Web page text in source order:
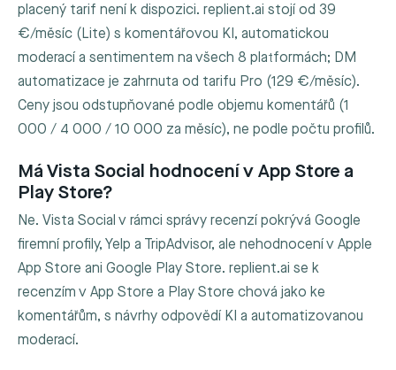
placený tarif není k dispozici. replient.ai stojí od 39
€/měsíc (Lite) s komentářovou KI, automatickou
moderací a sentimentem na všech 8 platformách; DM
automatizace je zahrnuta od tarifu Pro (129 €/měsíc).
Ceny jsou odstupňované podle objemu komentářů (1
000 / 4 000 / 10 000 za měsíc), ne podle počtu profilů.
Má Vista Social hodnocení v App Store a
Play Store?
Ne. Vista Social v rámci správy recenzí pokrývá Google
firemní profily, Yelp a TripAdvisor, ale nehodnocení v Apple
App Store ani Google Play Store. replient.ai se k
recenzím v App Store a Play Store chová jako ke
komentářům, s návrhy odpovědí KI a automatizovanou
moderací.